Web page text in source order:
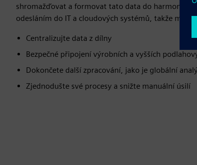
shromažďovat a formovat tato data do
odesláním do IT a cloudových systémů, takže
Centralizujte data z dílny
Bezpečné připojení výrobních a vyšších
Dokončete další zpracování, jako je globální
Zjednodušte své procesy a snižte manuální úsilí